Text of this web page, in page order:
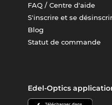
FAQ / Centre d'aide
S'inscrire et se
Blog
Statut de commande
Edel-Optics